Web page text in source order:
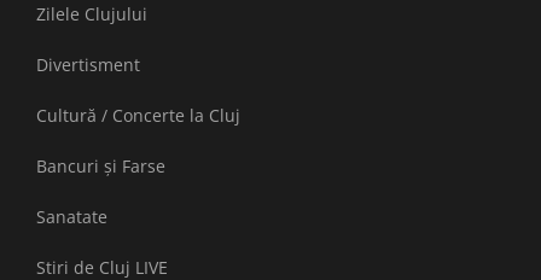
Zilele Clujului
Divertisment
Cultură / Concerte la Cluj
Bancuri și Farse
Sanatate
Stiri de Cluj LIVE